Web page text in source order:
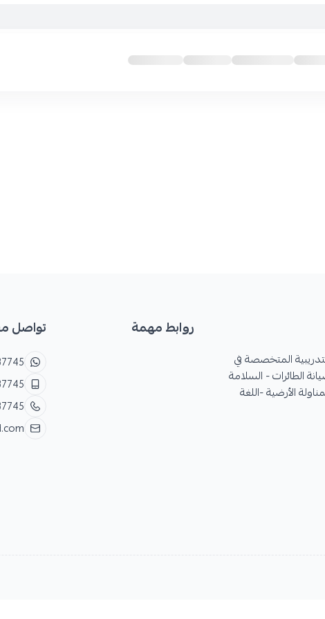
المتخصصة في
الطائرات - السلامة
الأرضية -اللغة
روابط مهمة تواصل